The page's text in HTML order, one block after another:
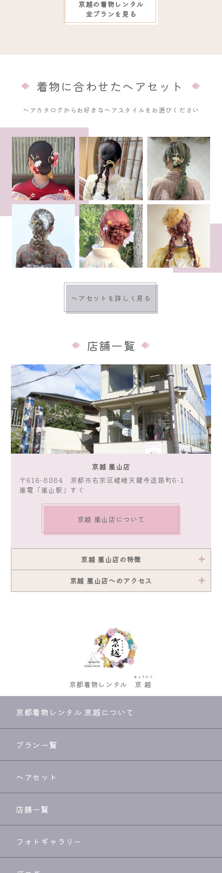
京越の着物レンタル
全プランを見る
着物に合わせたヘアセット
ヘアカタログからお好きなヘアスタイルをお選びください
ヘアセットを詳しく見る
店舗一覧
京越 嵐山店
〒616-8384 京都市右京区嵯峨天龍寺造路町6-1
嵐電「嵐山駅」すぐ
京越 嵐山店について
京越 嵐山店の特徴
京越 嵐山店へのアクセス
京都着物レンタル 京越
きょうえつ
京都着物レンタル 京越について
プラン一覧
ヘアセット
店舗一覧
フォトギャラリー